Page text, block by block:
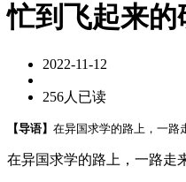
忙到飞起来的
2022-11-12
256人已读
【导语】 在异国求学的路上，一
在异国求学的路上，一路走